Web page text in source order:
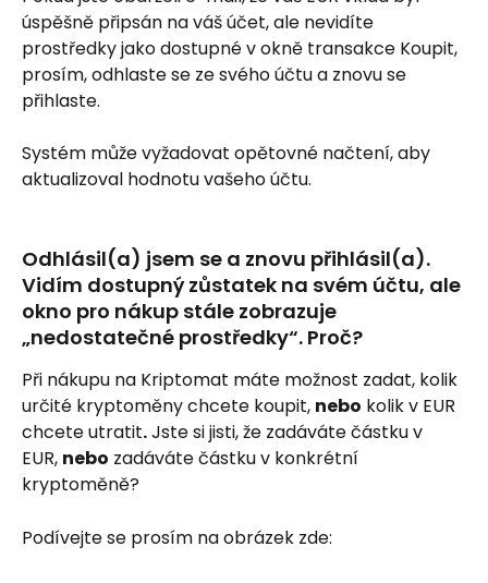
úspěšně připsán na váš účet, ale nevidíte
prostředky jako dostupné v okně transakce Koupit,
prosím, odhlaste se ze svého účtu a znovu se
přihlaste.
Systém může vyžadovat opětovné načtení, aby
aktualizoval hodnotu vašeho účtu.
Odhlásil(a) jsem se a znovu přihlásil(a).
Vidím dostupný zůstatek na svém účtu, ale
okno pro nákup stále zobrazuje
„nedostatečné prostředky“. Proč?
Při nákupu na Kriptomat máte možnost zadat, kolik
určité kryptoměny chcete koupit, nebo kolik v EUR
chcete utratit. Jste si jisti, že zadáváte částku v
EUR, nebo zadáváte částku v konkrétní
kryptoměně?
Podívejte se prosím na obrázek zde: